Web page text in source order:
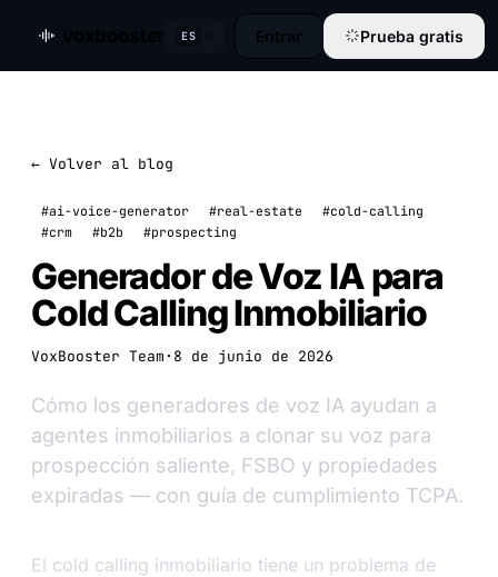
ES Entrar Prueba gratis
← Volver al blog
#ai-voice-generator #real-estate
#cold-calling
#crm
#b2b #prospecting
Generador de Voz IA para
Cold Calling Inmobiliario
VoxBooster Team · 8 de junio de 2026
Cómo los generadores de voz IA ayudan a
agentes inmobiliarios a clonar su voz para
prospección saliente, FSBO y propiedades
expiradas — con guía de cumplimiento TCPA.
El cold calling inmobiliario tiene un problema de